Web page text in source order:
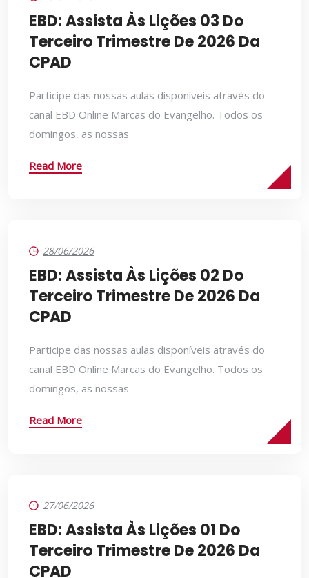
EBD: Assista Às Lições 03 Do
Terceiro Trimestre De 2026 Da
CPAD
Participe das nossas aulas disponíveis através do
canal EBD Online Marcas do Evangelho. Todos os
domingos, as nossas
Read More
28/06/2026
EBD: Assista Às Lições 02 Do
Terceiro Trimestre De 2026 Da
CPAD
Participe das nossas aulas disponíveis através do
canal EBD Online Marcas do Evangelho. Todos os
domingos, as nossas
Read More
27/06/2026
EBD: Assista Às Lições 01 Do
Terceiro Trimestre De 2026 Da
CPAD